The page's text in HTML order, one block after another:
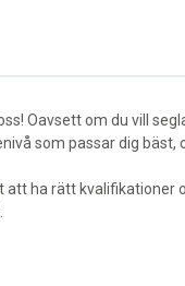
Oavsett om du vill
som passar dig
ha rätt